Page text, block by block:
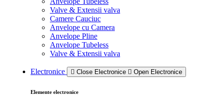
Valve & Extensii valva
Camere Cauciuc
Anvelope cu Camera
Anvelope Pline
Anvelope Tubeless
Valve & Extensii valva
Electronice Close Electronice Open Electronice
Elemente electronice